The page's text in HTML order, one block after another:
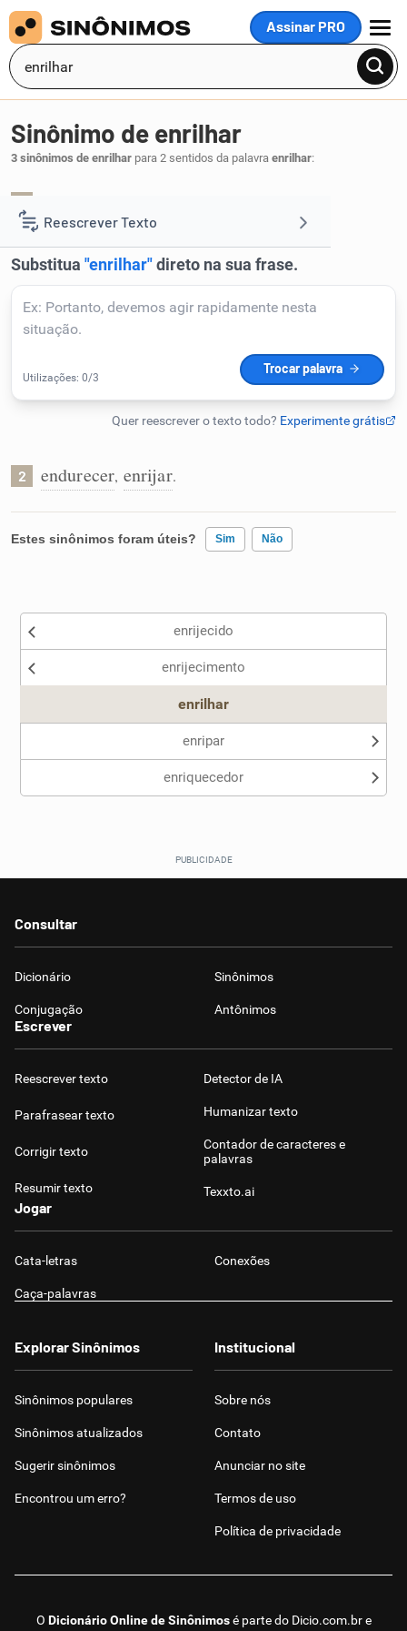
Assinar PRO
MENU
Reescrever Texto
Resumir Texto
Corrigir Texto
Detector de IA
Humanizador de IA
Sinônimo de enrilhar
3 sinônimos de enrilhar para 2 sentidos da palavra enrilhar:
2 endurecer, enrijar.
Estes sinônimos foram úteis? Sim Não
Nenhum dos sinônimos apresentados me ajudou
enrijecido
enrijecimento
enrilhar
enripar
enriquecedor
Consultar
Dicionário Sinônimos
Conjugação Antônimos
Escrever
Reescrever texto
Parafrasear texto
Corrigir texto
Resumir texto
Detector de IA
Humanizar texto
Contador de caracteres e
palavras
Texxto.ai
Jogar
Cata-letras Conexões
Caça-palavras
O Dicionário Online de Sinônimosé parte do Dicio.com.bre
Explorar Sinônimos
Sinônimos populares
Sinônimos atualizados
Sugerir sinônimos
Encontrou um erro?
Institucional
Sobre nós
Contato
Anunciar no site
Termos de uso
Política de privacidade